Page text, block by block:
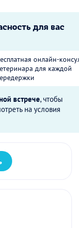
для вас
онлайн-
для каждой
встрече, чтобы
на условия